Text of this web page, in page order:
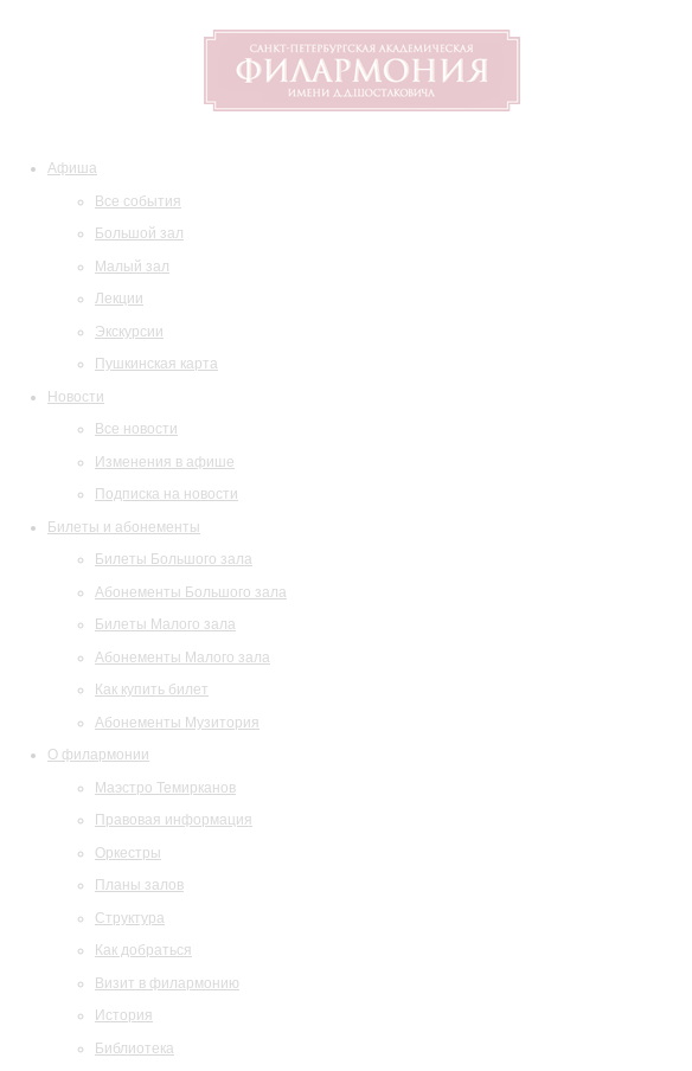
Афиша
Все события
Большой зал
Малый зал
Лекции
Экскурсии
Пушкинская карта
Новости
Все новости
Изменения в афише
Подписка на новости
Билеты и абонементы
Билеты Большого зала
Абонементы Большого зала
Билеты Малого зала
Абонементы Малого зала
Как купить билет
Абонементы Музитория
О филармонии
Маэстро Темирканов
Правовая информация
Оркестры
Планы залов
Структура
Как добраться
Визит в филармонию
История
Библиотека